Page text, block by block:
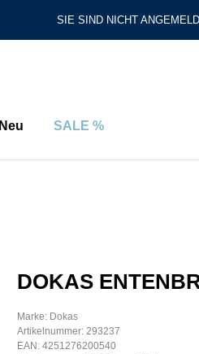
SIE SIND NICHT
Neu SALE %
DOKAS
Marke: Dokas
Artikelnummer: 293237
EAN: 4251276200540